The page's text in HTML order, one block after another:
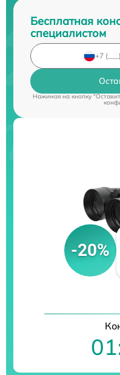
Бесплатная
специалистом
Нажимая на кнопку
-20%